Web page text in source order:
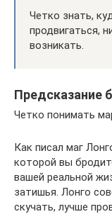
Четко знать,
продвигаться,
возникать.
Предсказание
Четко понимать
Как писал маг
которой вы
вашей реальной
затишья. Лонго
скучать, лучше